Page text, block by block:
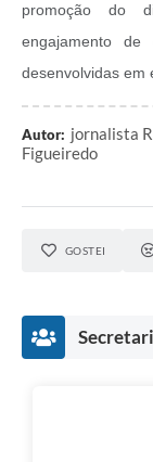
promoção do
engajamento
desenvolvidas em
Autor: jornalista
Figueiredo
GOSTEI